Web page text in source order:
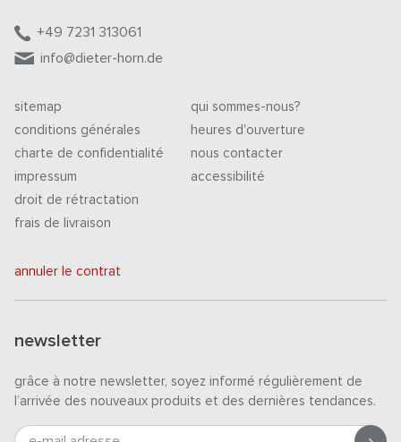
+49 7231 313061
info@dieter-horn.de
sitemap
conditions générales
charte de confidentialité
impressum
droit de rétractation
frais de livraison
qui sommes-nous?
heures d'ouverture
nous contacter
accessibilité
annuler le contrat
newsletter
grâce à notre newsletter, soyez informé régulièrement de
l’arrivée des nouveaux produits et des dernières tendances.